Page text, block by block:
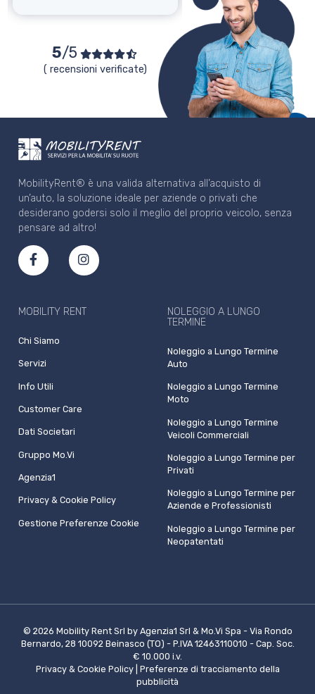
5/5
( recensioni verificate)
MobilityRent® è una valida alternativa all’acquisto di
un’auto, la soluzione ideale per aziende o privati che
desiderano godersi solo il meglio del proprio veicolo, senza
pensare ad altro!
MOBILITY RENT
Chi Siamo
Servizi
Info Utili
Customer Care
Dati Societari
Gruppo Mo.Vi
Agenzia1
Privacy & Cookie Policy
Gestione Preferenze Cookie
NOLEGGIO A LUNGO
TERMINE
Noleggio a Lungo Termine
Auto
Noleggio a Lungo Termine
Moto
Noleggio a Lungo Termine
Veicoli Commerciali
Noleggio a Lungo Termine per
Privati
Noleggio a Lungo Termine per
Aziende e Professionisti
Noleggio a Lungo Termine per
Neopatentati
© 2026 Mobility Rent Srl by Agenzia1 Srl & Mo.Vi Spa - Via Rondo
Bernardo, 28 10092 Beinasco (TO) - P.IVA 12463110010 - Cap. Soc.
€ 10.000 i.v.
Privacy & Cookie Policy| Preferenze di tracciamento della
pubblicità